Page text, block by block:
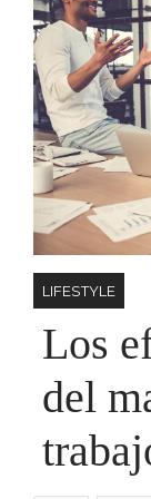
LIFESTYLE
Los
del